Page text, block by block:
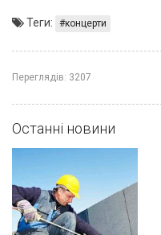
Теги: концерти
Переглядів: 3207
Останні новини